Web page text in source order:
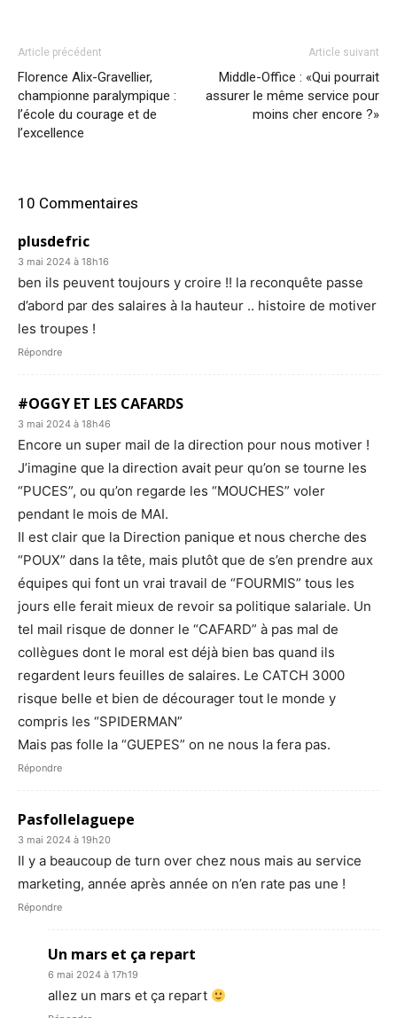
Article précédent
Florence Alix-Gravellier,
championne paralympique :
l’école du courage et de
l’excellence
Article suivant
Middle-Office : «Qui pourrait
assurer le même service pour
moins cher encore ?»
10 Commentaires
plusdefric
3 mai 2024 à 18h16
ben ils peuvent toujours y croire !! la reconquête passe
d’abord par des salaires à la hauteur .. histoire de motiver
les troupes !
Répondre
#OGGY ET LES CAFARDS
3 mai 2024 à 18h46
Encore un super mail de la direction pour nous motiver !
J’imagine que la direction avait peur qu’on se tourne les
“PUCES”, ou qu’on regarde les “MOUCHES” voler
pendant le mois de MAI.
Il est clair que la Direction panique et nous cherche des
“POUX” dans la tête, mais plutôt que de s’en prendre aux
équipes qui font un vrai travail de “FOURMIS” tous les
jours elle ferait mieux de revoir sa politique salariale. Un
tel mail risque de donner le “CAFARD” à pas mal de
collègues dont le moral est déjà bien bas quand ils
regardent leurs feuilles de salaires. Le CATCH 3000
risque belle et bien de décourager tout le monde y
compris les “SPIDERMAN”
Mais pas folle la “GUEPES” on ne nous la fera pas.
Répondre
Pasfollelaguepe
3 mai 2024 à 19h20
Il y a beaucoup de turn over chez nous mais au service
marketing, année après année on n’en rate pas une !
Répondre
Un mars et ça repart
6 mai 2024 à 17h19
allez un mars et ça repart